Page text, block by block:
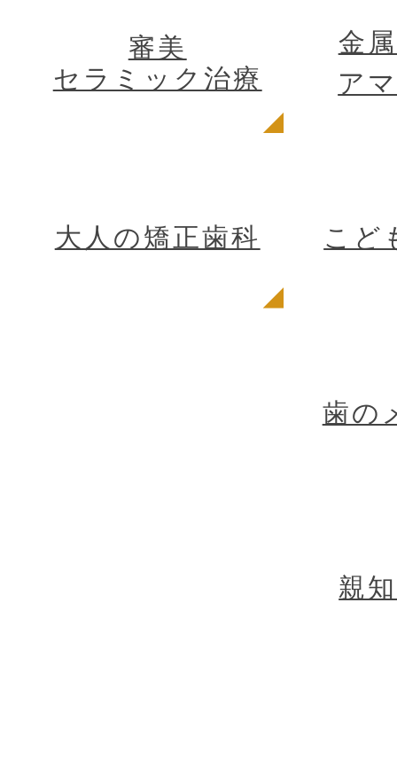
審美
セラミック治療
金
ア
大人の矯正歯科 こど
歯の
親